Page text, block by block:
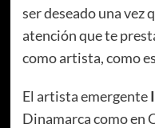
ser deseado una vez
atención que te
como artista, como
El artista emergente
Dinamarca como en